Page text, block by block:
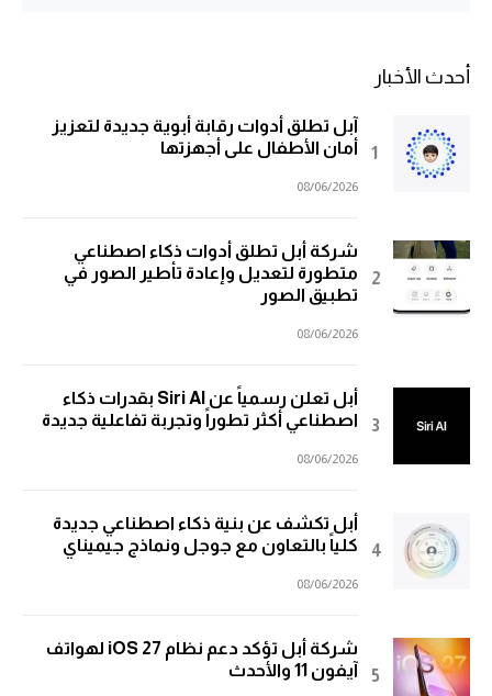
أحدث الأخبار
آبل تطلق أدوات رقابة أبوية جديدة لتعزيز
أمان الأطفال على أجهزتها
08/06/2026
شركة أبل تطلق أدوات ذكاء اصطناعي
متطورة لتعديل وإعادة تأطير الصور في
تطبيق الصور
08/06/2026
أبل تعلن رسمياً عن Siri AI بقدرات ذكاء
اصطناعي أكثر تطوراً وتجربة تفاعلية جديدة
08/06/2026
أبل تكشف عن بنية ذكاء اصطناعي جديدة
كلياً بالتعاون مع جوجل ونماذج جيميناي
08/06/2026
شركة أبل تؤكد دعم نظام iOS 27 لهواتف
آيفون 11 والأحدث